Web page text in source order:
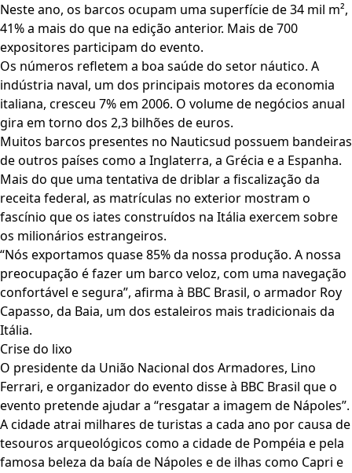
Neste ano, os barcos ocupam uma superfície de 34 mil m²,
41% a mais do que na edição anterior. Mais de 700
expositores participam do evento.
Os números refletem a boa saúde do setor náutico. A
indústria naval, um dos principais motores da economia
italiana, cresceu 7% em 2006. O volume de negócios anual
gira em torno dos 2,3 bilhões de euros.
Muitos barcos presentes no Nauticsud possuem bandeiras
de outros países como a Inglaterra, a Grécia e a Espanha.
Mais do que uma tentativa de driblar a fiscalização da
receita federal, as matrículas no exterior mostram o
fascínio que os iates construídos na Itália exercem sobre
os milionários estrangeiros.
“Nós exportamos quase 85% da nossa produção. A nossa
preocupação é fazer um barco veloz, com uma navegação
confortável e segura”, afirma à BBC Brasil, o armador Roy
Capasso, da Baia, um dos estaleiros mais tradicionais da
Itália.
Crise do lixo
O presidente da União Nacional dos Armadores, Lino
Ferrari, e organizador do evento disse à BBC Brasil que o
evento pretende ajudar a “resgatar a imagem de Nápoles”.
A cidade atrai milhares de turistas a cada ano por causa de
tesouros arqueológicos como a cidade de Pompéia e pela
famosa beleza da baía de Nápoles e de ilhas como Capri e